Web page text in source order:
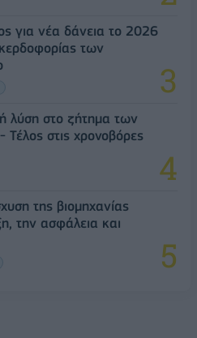
για νέα δάνεια το 2026
των
λύση στο ζήτημα των
Τέλος στις χρονοβόρες
της βιομηχανίας
την ασφάλεια και